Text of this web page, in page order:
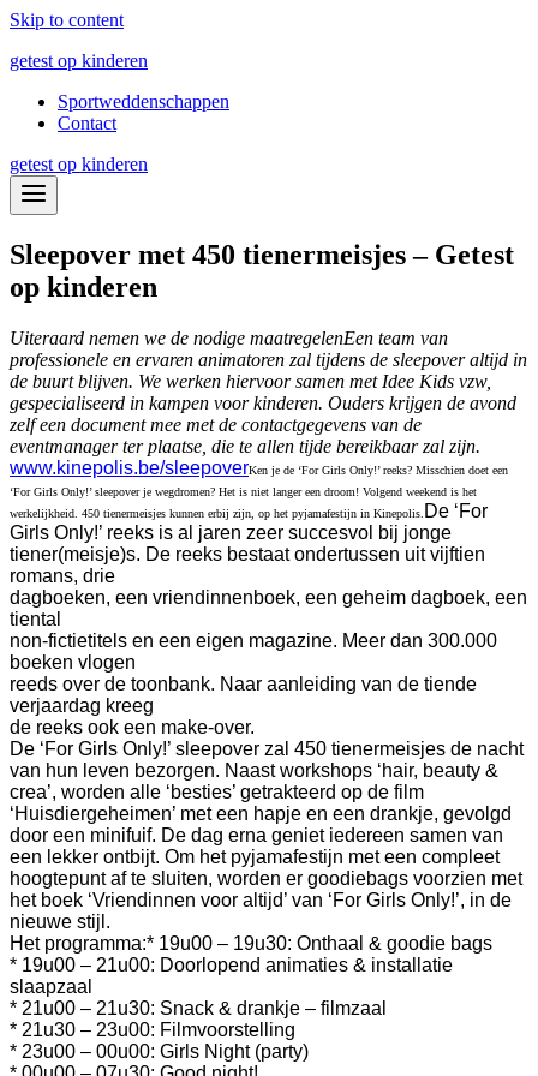
Skip to content
getest op kinderen
Sportweddenschappen
Contact
getest op kinderen
Sleepover met 450 tienermeisjes – Getest
op kinderen
Uiteraard nemen we de nodige maatregelenEen team van
professionele en ervaren animatoren zal tijdens de sleepover altijd in
de buurt blijven. We werken hiervoor samen met Idee Kids vzw,
gespecialiseerd in kampen voor kinderen. Ouders krijgen de avond
zelf een document mee met de contactgegevens van de
eventmanager ter plaatse, die te allen tijde bereikbaar zal zijn.
www.kinepolis.be/sleepoverKen je de ‘For Girls Only!’ reeks? Misschien doet een
‘For Girls Only!’ sleepover je wegdromen? Het is niet langer een droom! Volgend weekend is het
werkelijkheid. 450 tienermeisjes kunnen erbij zijn, op het pyjamafestijn in Kinepolis. De ‘For
Girls Only!’ reeks is al jaren zeer succesvol bij jonge
tiener(meisje)s. De reeks bestaat ondertussen uit vijftien
romans, drie
dagboeken, een vriendinnenboek, een geheim dagboek, een
tiental
non-fictietitels en een eigen magazine. Meer dan 300.000
boeken vlogen
reeds over de toonbank. Naar aanleiding van de tiende
verjaardag kreeg
de reeks ook een make-over.
De ‘For Girls Only!’ sleepover zal 450 tienermeisjes de nacht
van hun leven bezorgen. Naast workshops ‘hair, beauty &
crea’, worden alle ‘besties’ getrakteerd op de film
‘Huisdiergeheimen’ met een hapje en een drankje, gevolgd
door een minifuif. De dag erna geniet iedereen samen van
een lekker ontbijt. Om het pyjamafestijn met een compleet
hoogtepunt af te sluiten, worden er goodiebags voorzien met
het boek ‘Vriendinnen voor altijd’ van ‘For Girls Only!’, in de
nieuwe stijl.
Het programma:* 19u00 – 19u30: Onthaal & goodie bags
* 19u00 – 21u00: Doorlopend animaties & installatie
slaapzaal
* 21u00 – 21u30: Snack & drankje – filmzaal
* 21u30 – 23u00: Filmvoorstelling
* 23u00 – 00u00: Girls Night (party)